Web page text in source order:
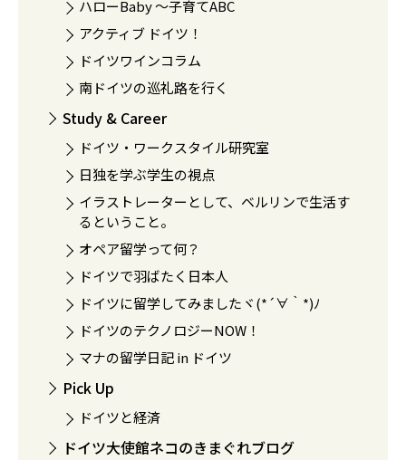
ハローBaby 〜子育てABC
アクティブ ドイツ！
ドイツワインコラム
南ドイツの巡礼路を行く
Study & Career
ドイツ・ワークスタイル研究室
日独を学ぶ学生の視点
イラストレーターとして、ベルリンで生活す
るということ。
オペア留学って何？
ドイツで羽ばたく日本人
ドイツに留学してみましたヾ(*´∀｀*)ﾉ
ドイツのテクノロジーNOW！
マナの留学日記 in ドイツ
Pick Up
ドイツと経済
ドイツ大使館ネコのきまぐれブログ